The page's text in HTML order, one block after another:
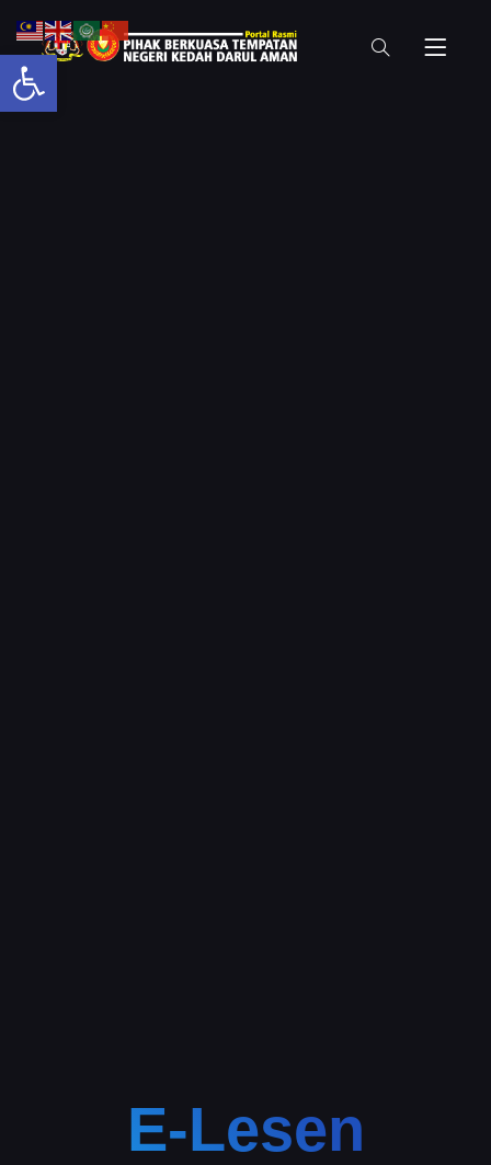
Open toolbar
E-Lesen